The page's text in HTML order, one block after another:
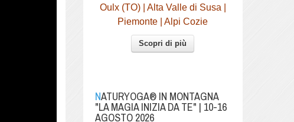
Oulx (TO) | Alta Valle di Susa |
Piemonte | Alpi Cozie
Scopri di più
NATURYOGA® IN MONTAGNA
"LA MAGIA INIZIA DA TE" | 10-16
AGOSTO 2026